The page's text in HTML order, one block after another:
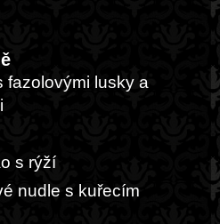
fazolovými lusky a
s rýží
nudle s kuřecím